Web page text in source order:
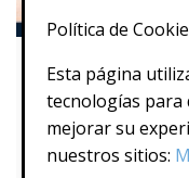
IVA reducido
fotovoltaicas
IVA reducido del
Política de
Esta página
tecnologías para
mejorar su
nuestros sitios: